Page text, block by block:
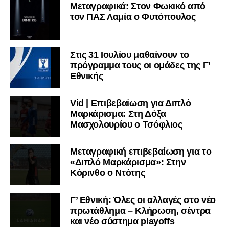
Μεταγραφικά: Στον Φωκικό από
τον ΠΑΣ Λαμία ο Φυτόπουλος
Στις 31 Ιουλίου μαθαίνουν το
πρόγραμμα τους οι ομάδες της Γ’
Εθνικής
Vid | Επιβεβαίωση για Διπλό
Μαρκάρισμα: Στη Δόξα
Μασχολουρίου ο Τσόφλιος
Μεταγραφική επιβεβαίωση για το
«Διπλό Μαρκάρισμα»: Στην
Κόρινθο ο Ντότης
Γ’ Εθνική: Όλες οι αλλαγές στο νέο
πρωτάθλημα – Κλήρωση, σέντρα
και νέο σύστημα playoffs